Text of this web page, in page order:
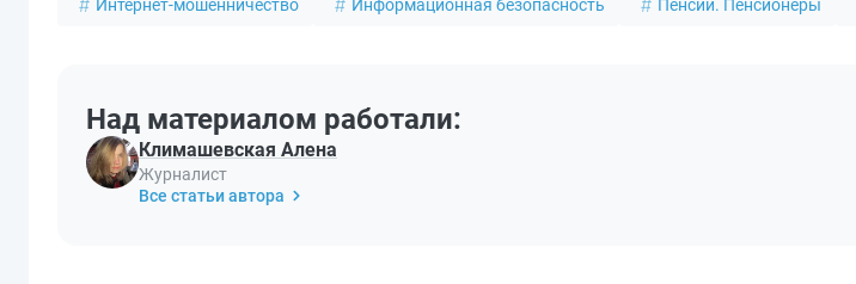
Интернет-мошенничество Информационная безопасность Пенсии. Пенсионеры
Над материалом работали:
Климашевская Алена
Журналист
Все статьи автора